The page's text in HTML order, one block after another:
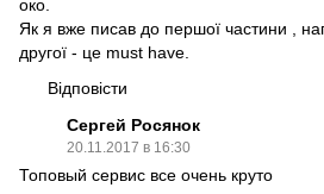
око.
Як я вже писав до першої частини ,
другої - це must have.
Відповісти
Сергей Росянок
20.11.2017 в 16:30
Топовый сервис все очень круто